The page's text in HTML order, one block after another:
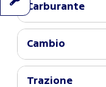
Carburante
Cambio
Trazione